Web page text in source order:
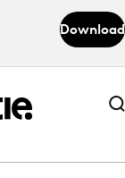
Download
Abonneer nu
Abonneer nu